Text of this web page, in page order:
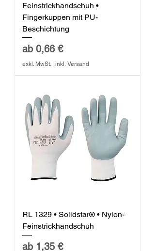
Feinstrickhandschuh •
Fingerkuppen mit PU-
Beschichtung
ab 0,66 €
Sale-Preis
exkl. MwSt.| inkl. Versand
RL 1329 • Solidstar® • Nylon-
Feinstrickhandschuh
ab 1,35 €
Sale-Preis